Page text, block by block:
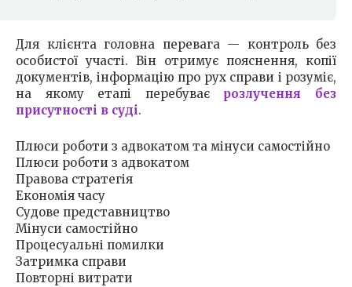
Для клієнта головна перевага — контроль без
особистої участі. Він отримує пояснення, копії
документів, інформацію про рух справи і розуміє,
на якому етапі перебуває розлучення без
присутності в суді.
Плюси роботи з адвокатом та мінуси самостійно
Плюси роботи з адвокатом
Правова стратегія
Економія часу
Судове представництво
Мінуси самостійно
Процесуальні помилки
Затримка справи
Повторні витрати